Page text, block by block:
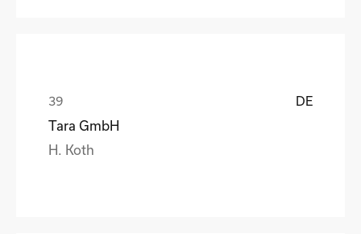
DE
Tara GmbH
H. Koth